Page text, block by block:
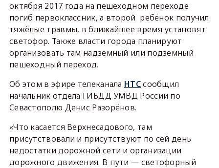
октября 2017 года на пешеходном переходе
погиб первоклассник, а второй ребёнок получил
тяжёлые травмы, в ближайшее время установят
светофор. Также власти города планируют
организовать там надземный или подземный
пешеходный переход.
Об этом в эфире телеканала НТСсообщил
начальник отдела ГИБДД УМВД России по
Севастополю Денис Разорёнов.
«Что касается Верхнесадового, там
присутствовали и присутствуют по сей день
недостатки дорожной сети и организации
дорожного движения. В пути — светофорный